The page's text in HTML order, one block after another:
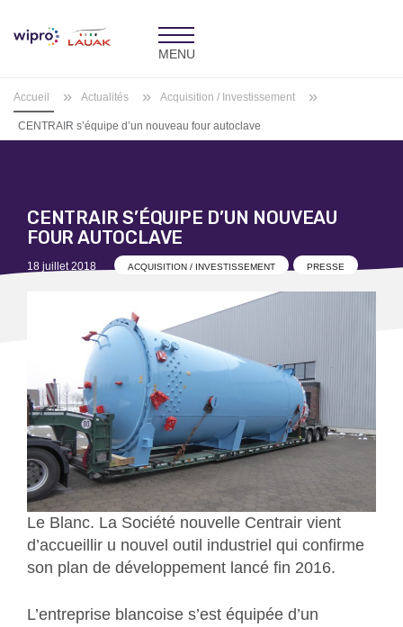
Toggle
navigation
Accueil » Actualités » Acquisition / Investissement »
CENTRAIR s’équipe d’un nouveau four autoclave
CENTRAIR S’ÉQUIPE D’UN NOUVEAU
FOUR AUTOCLAVE
Posted
18 juillet 2018 ACQUISITION / INVESTISSEMENT PRESSE
Le Blanc. La Société nouvelle Centrair vient
d’accueillir u nouvel outil industriel qui confirme
son plan de développement lancé fin 2016.
L’entreprise blancoise s’est équipée d’un